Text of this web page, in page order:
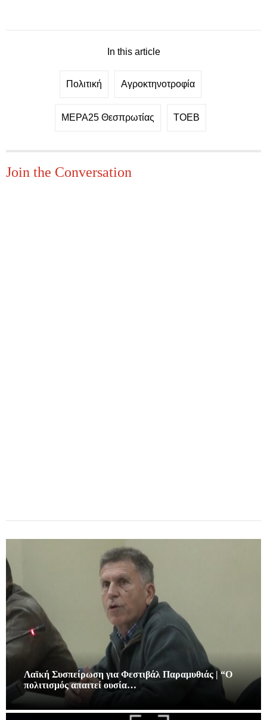
In this article
Πολιτική Αγροκτηνοτροφία
ΜΕΡΑ25 Θεσπρωτίας ΤΟΕΒ
Join the Conversation
Λαϊκή Συσπείρωση για Φεστιβάλ Παραμυθιάς | “Ο
πολιτισμός απαιτεί ουσία…